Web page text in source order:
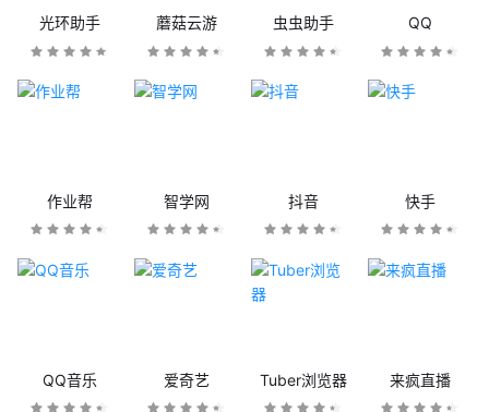
光环助手 蘑菇云游 虫虫助手 QQ
作业帮 智学网 抖音 快手
QQ音乐 爱奇艺 Tuber浏览器 来疯直播